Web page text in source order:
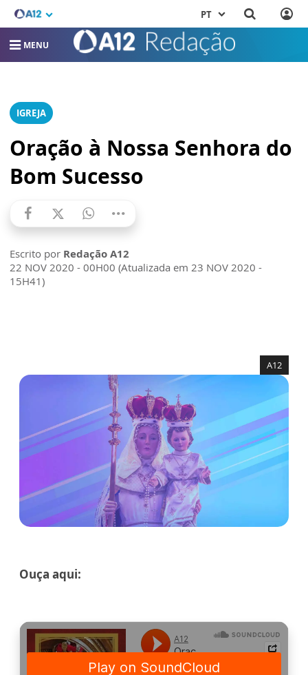
PT
MENU
IGREJA
Oração à Nossa Senhora do
Bom Sucesso
Escrito por Redação A12
22 NOV 2020 - 00H00 (Atualizada em 23 NOV 2020 -
15H41)
A12
Ouça aqui: